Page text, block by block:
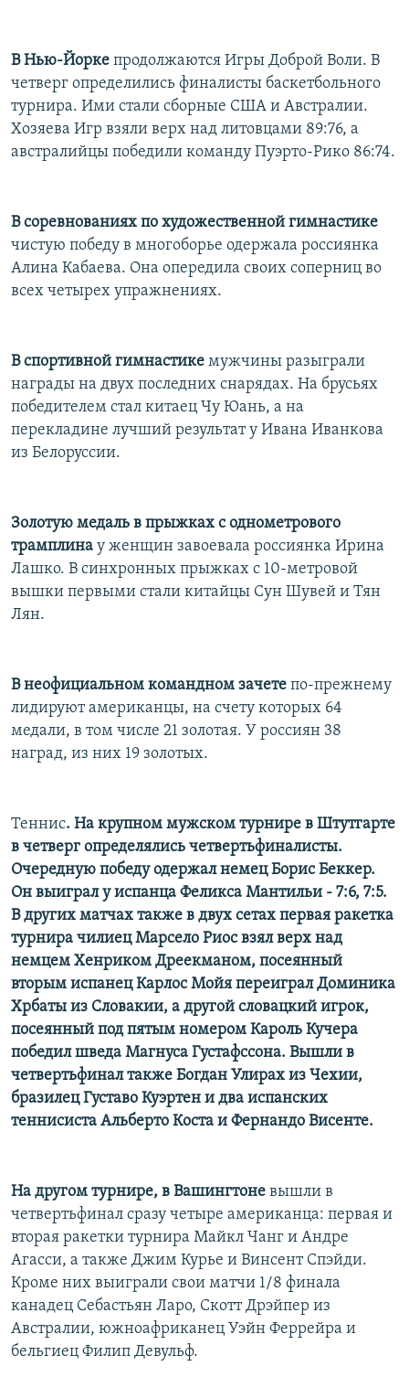
В Нью-Йорке продолжаются Игры Доброй Воли. В
четверг определились финалисты баскетбольного
турнира. Ими стали сборные США и Австралии.
Хозяева Игр взяли верх над литовцами 89:76, а
австралийцы победили команду Пуэрто-Рико 86:74.
В соревнованиях по художественной гимнастике
чистую победу в многоборье одержала россиянка
Алина Кабаева. Она опередила своих соперниц во
всех четырех упражнениях.
В спортивной гимнастике мужчины разыграли
награды на двух последних снарядах. На брусьях
победителем стал китаец Чу Юань, а на
перекладине лучший результат у Ивана Иванкова
из Белоруссии.
Золотую медаль в прыжках с однометрового
трамплина у женщин завоевала россиянка Ирина
Лашко. В синхронных прыжках с 10-метровой
вышки первыми стали китайцы Сун Шувей и Тян
Лян.
В неофициальном командном зачете по-прежнему
лидируют американцы, на счету которых 64
медали, в том числе 21 золотая. У россиян 38
наград, из них 19 золотых.
Теннис. На крупном мужском турнире в Штутгарте
в четверг определялись четвертьфиналисты.
Очередную победу одержал немец Борис Беккер.
Он выиграл у испанца Феликса Мантильи - 7:6, 7:5.
В других матчах также в двух сетах первая ракетка
турнира чилиец Марсело Риос взял верх над
немцем Хенриком Дреекманом, посеянный
вторым испанец Карлос Мойя переиграл Доминика
Хрбаты из Словакии, а другой словацкий игрок,
посеянный под пятым номером Кароль Кучера
победил шведа Магнуса Густафссона. Вышли в
четвертьфинал также Богдан Улирах из Чехии,
бразилец Густаво Куэртен и два испанских
теннисиста Альберто Коста и Фернандо Висенте.
На другом турнире, в Вашингтоне вышли в
четвертьфинал сразу четыре американца: первая и
вторая ракетки турнира Майкл Чанг и Андре
Агасси, а также Джим Курье и Винсент Спэйди.
Кроме них выиграли свои матчи 1/8 финала
канадец Себастьян Ларо, Скотт Дрэйпер из
Австралии, южноафриканец Уэйн Феррейра и
бельгиец Филип Девульф.